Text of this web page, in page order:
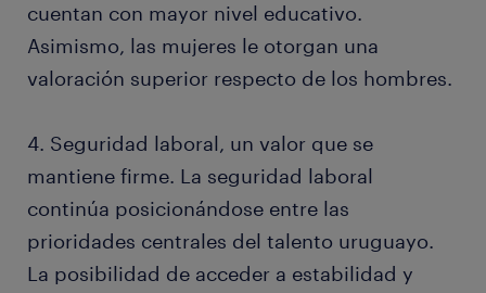
cuentan con mayor nivel educativo.
Asimismo, las mujeres le otorgan una
valoración superior respecto de los hombres.
4. Seguridad laboral, un valor que se
mantiene firme. La seguridad laboral
continúa posicionándose entre las
prioridades centrales del talento uruguayo.
La posibilidad de acceder a estabilidad y